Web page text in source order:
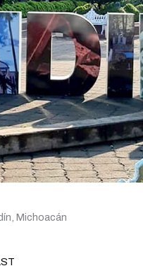
Michoacán